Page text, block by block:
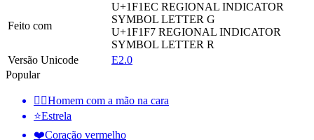
Feito com
U+1F1EC REGIONAL INDICATOR
SYMBOL LETTER G
U+1F1F7 REGIONAL INDICATOR
SYMBOL LETTER R
Versão Unicode
E2.0
Popular
🤦‍♂️Homem com a mão na cara
⭐Estrela
❤️Coração vermelho